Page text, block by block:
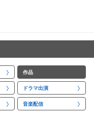
作品
ドラマ出演
音楽配信